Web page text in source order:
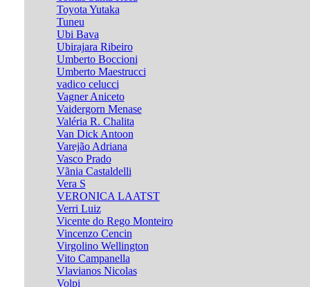
Toyota Yutaka
Tuneu
Ubi Bava
Ubirajara Ribeiro
Umberto Boccioni
Umberto Maestrucci
vadico celucci
Vagner Aniceto
Vaidergorn Menase
Valéria R. Chalita
Van Dick Antoon
Varejão Adriana
Vasco Prado
Vãnia Castaldelli
Vera S
VERONICA LAATST
Verri Luiz
Vicente do Rego Monteiro
Vincenzo Cencin
Virgolino Wellington
Vito Campanella
Vlavianos Nicolas
Volpi